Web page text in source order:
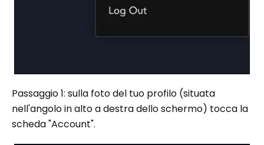
Passaggio 1: sulla foto del tuo profilo (situata
nell'angolo in alto a destra dello schermo) tocca la
scheda "Account".